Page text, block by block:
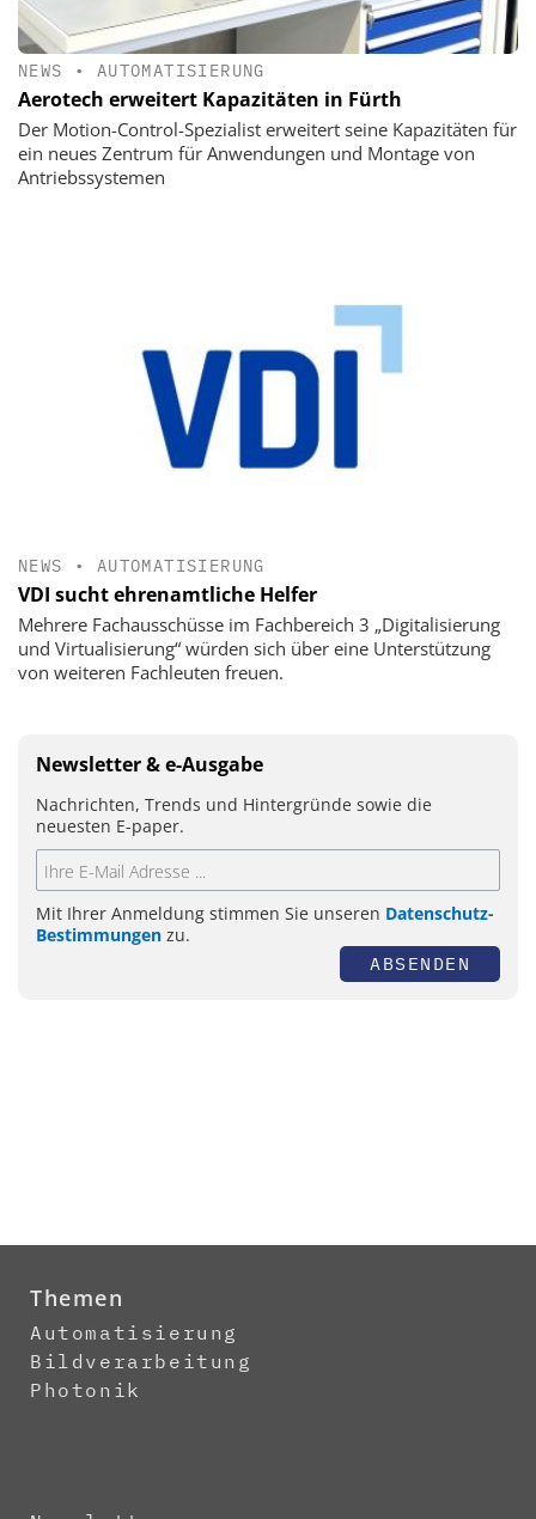
NEWS • AUTOMATISIERUNG
Aerotech erweitert Kapazitäten in Fürth
Der Motion-Control-Spezialist erweitert seine Kapazitäten für
ein neues Zentrum für Anwendungen und Montage von
Antriebssystemen
NEWS • AUTOMATISIERUNG
VDI sucht ehrenamtliche Helfer
Mehrere Fachausschüsse im Fachbereich 3 „Digitalisierung
und Virtualisierung“ würden sich über eine Unterstützung
von weiteren Fachleuten freuen.
Newsletter & e-Ausgabe
Nachrichten, Trends und Hintergründe sowie die
neuesten E-paper.
Mit Ihrer Anmeldung stimmen Sie unseren Datenschutz-
Bestimmungen zu.
ABSENDEN
Themen
Automatisierung
Bildverarbeitung
Photonik